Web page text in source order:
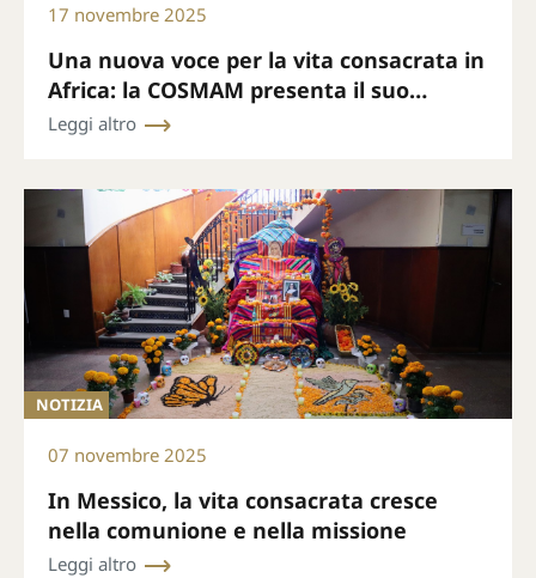
17 novembre 2025
Una nuova voce per la vita consacrata in
Africa: la COSMAM presenta il suo
bollettino mensile
Leggi altro
NOTIZIA
07 novembre 2025
In Messico, la vita consacrata cresce
nella comunione e nella missione
Leggi altro